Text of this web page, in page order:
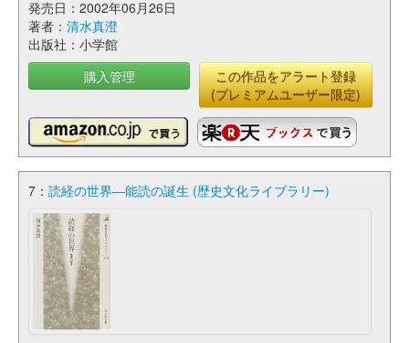
発売日：2002年06月26日
著者： 清水真澄
出版社：小学館
購入管理
この作品をアラート登録
(プレミアムユーザー限定)
7： 読経の世界―能読の誕生 (歴史文化ライブラリー)